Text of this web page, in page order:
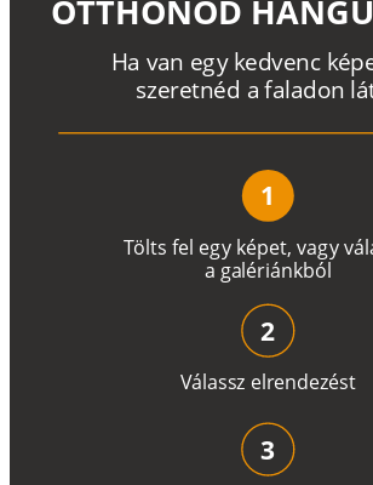
Tölts fel egy képet, vagyvál
a galériánkból
Ha van egy kedvenc kép
szeretnéd a faladon lá
OTTHONOD
1
Válassz elrendezést
2
3